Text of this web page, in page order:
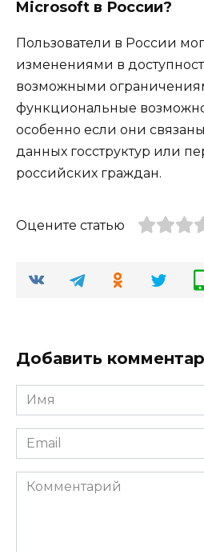
Microsoft в России?
Пользователи в России
изменениями в
возможными
функциональные
особенно если они
данных госструктур или
российских граждан.
Оцените статью
Добавить
Имя
*
Email
*
Комментарий